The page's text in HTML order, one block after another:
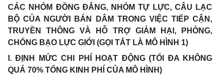
CÁC NHÓM ĐỒNG ĐẲNG, NHÓM TỰ LỰC, CÂU LẠC
BỘ CỦA NGƯỜI BÁN DÂM TRONG VIỆC TIẾP CẬN,
TRUYỀN THÔNG VÀ HỖ TRỢ GIẢM HẠI, PHÒNG,
CHỐNG BẠO LỰC GIỚI (GỌI TẮT LÀ MÔ HÌNH 1)
I. ĐỊNH MỨC CHI PHÍ HOẠT ĐỘNG (TỐI ĐA KHÔNG
QUÁ 70% TỔNG KINH PHÍ CỦA MÔ HÌNH)